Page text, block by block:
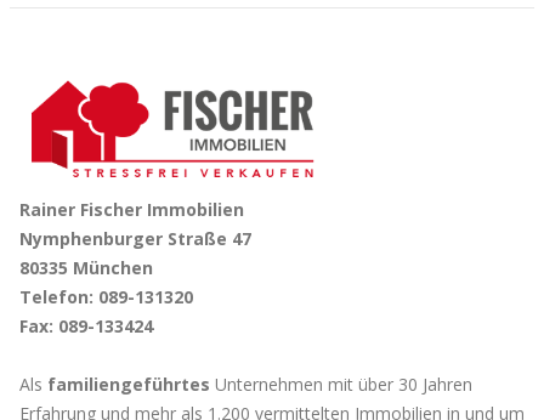
Rainer Fischer Immobilien
Nymphenburger Straße 47
80335 München
Telefon: 089-131320
Fax: 089-133424
Als familiengeführtes Unternehmen mit über 30 Jahren
Erfahrung und mehr als 1.200 vermittelten Immobilien in und um